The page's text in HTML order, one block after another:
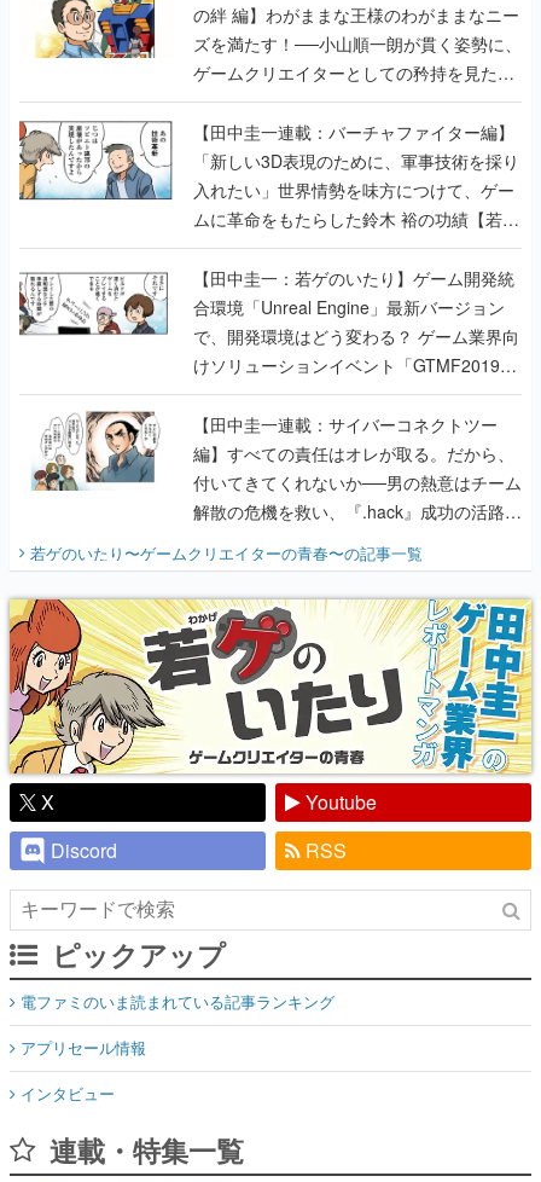
の絆 編】わがままな王様のわがままなニー
ズを満たす！──小山順一朗が貫く姿勢に、
ゲームクリエイターとしての矜持を見た
【若ゲのいたり最終回】
【田中圭一連載：バーチャファイター編】
「新しい3D表現のために、軍事技術を採り
入れたい」世界情勢を味方につけて、ゲー
ムに革命をもたらした鈴木 裕の功績【若ゲ
のいたり】
【田中圭一：若ゲのいたり】ゲーム開発統
合環境「Unreal Engine」最新バージョン
で、開発環境はどう変わる？ ゲーム業界向
けソリューションイベント「GTMF2019」
に行って、より理解を深めよう【PR】
【田中圭一連載：サイバーコネクトツー
編】すべての責任はオレが取る。だから、
付いてきてくれないか──男の熱意はチーム
解散の危機を救い、『.hack』成功の活路を
開く。業界の快男児・松山 洋に流れる血は
『少年ジャンプ』色だった【若ゲのいた
り】
若ゲのいたり〜ゲームクリエイターの青春〜の記事一覧
X
Youtube
Discord
RSS
ピックアップ
電ファミのいま読まれている記事ランキング
アプリセール情報
インタビュー
連載・特集一覧